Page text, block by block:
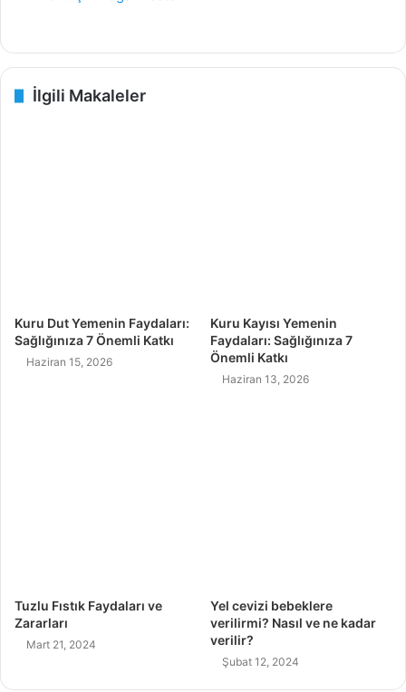
İlgili Makaleler
Kuru Dut Yemenin Faydaları:
Sağlığınıza 7 Önemli Katkı
Haziran 15, 2026
Kuru Kayısı Yemenin
Faydaları: Sağlığınıza 7
Önemli Katkı
Haziran 13, 2026
Tuzlu Fıstık Faydaları ve
Zararları
Mart 21, 2024
Yel cevizi bebeklere
verilirmi? Nasıl ve ne kadar
verilir?
Şubat 12, 2024